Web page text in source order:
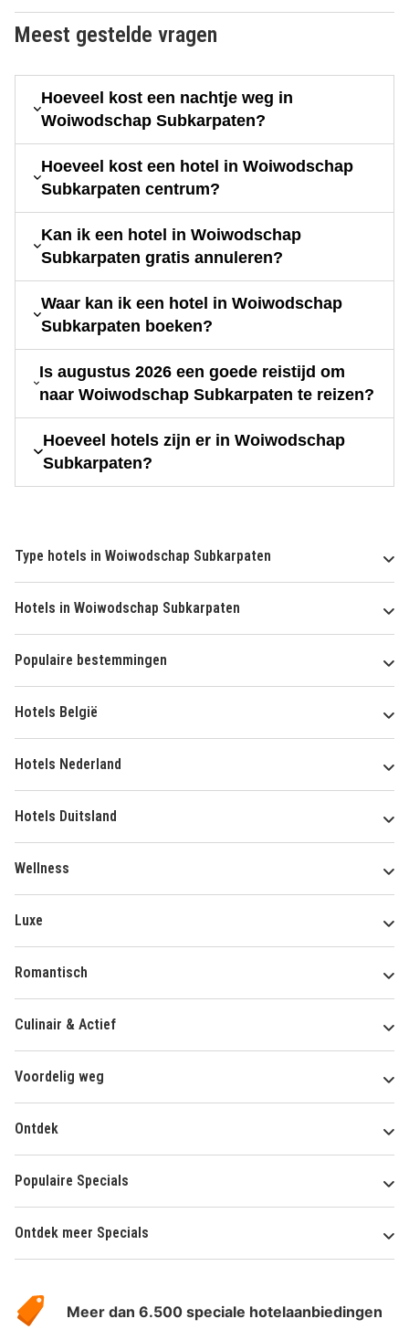
Meest gestelde vragen
Hoeveel kost een nachtje weg in
Woiwodschap Subkarpaten?
Hoeveel kost een hotel in Woiwodschap
Subkarpaten centrum?
Kan ik een hotel in Woiwodschap
Subkarpaten gratis annuleren?
Waar kan ik een hotel in Woiwodschap
Subkarpaten boeken?
Is augustus 2026 een goede reistijd om
naar Woiwodschap Subkarpaten te reizen?
Hoeveel hotels zijn er in Woiwodschap
Subkarpaten?
Type hotels in Woiwodschap Subkarpaten
Hotels in Woiwodschap Subkarpaten
Populaire bestemmingen
Hotels België
Hotels Nederland
Hotels Duitsland
Wellness
Luxe
Romantisch
Culinair & Actief
Voordelig weg
Ontdek
Populaire Specials
Ontdek meer Specials
HotelSpecials
Meer dan 6.500 speciale hotelaanbiedingen